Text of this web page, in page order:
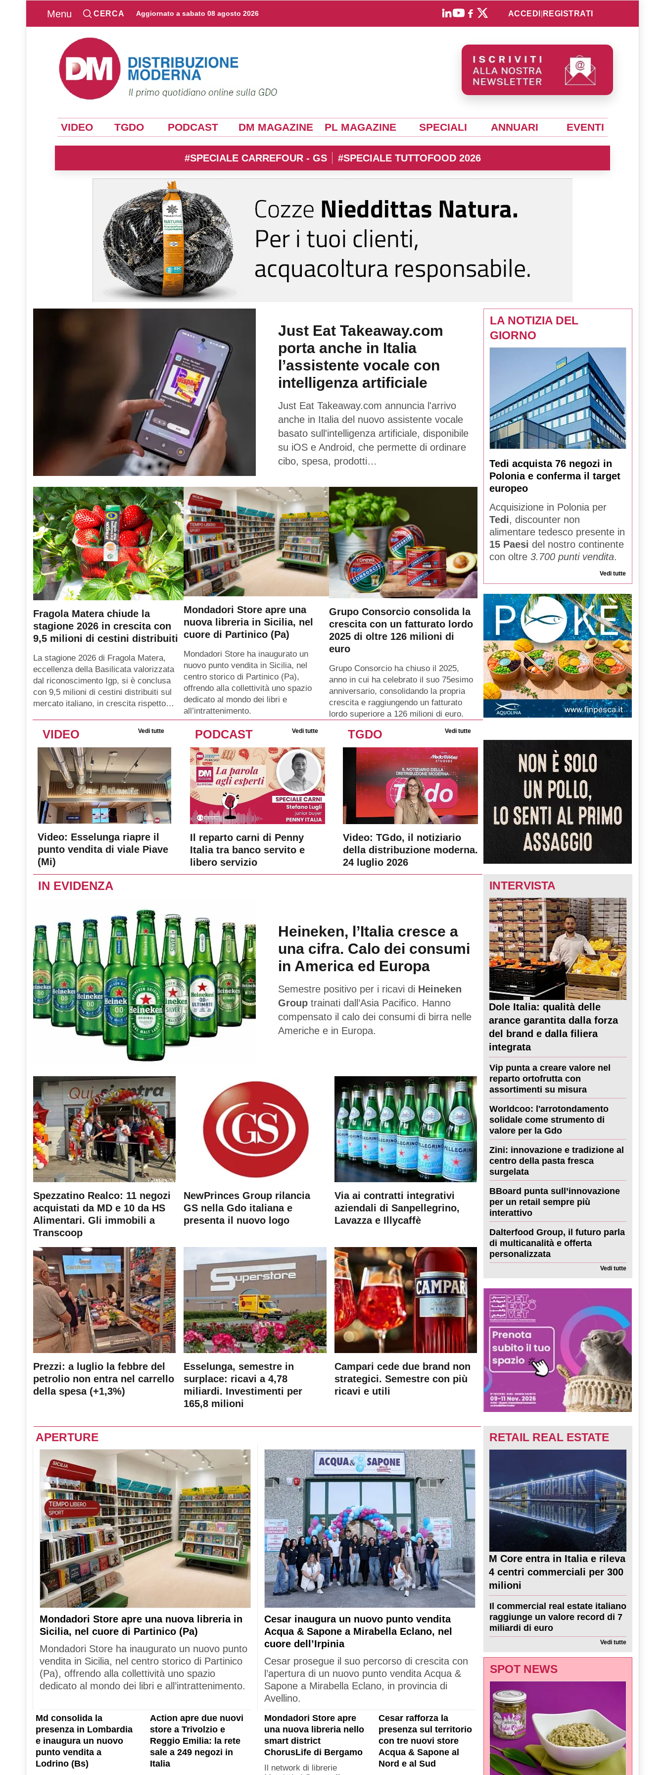
Menu CERCA Aggiornato a sabato 08 agosto 2026 ACCEDI REGISTRATI
VIDEO TGDO PODCAST DM MAGAZINE PL MAGAZINE SPECIALI ANNUARI EVENTI
#SPECIALE CARREFOUR - GS #SPECIALE TUTTOFOOD 2026
Just Eat Takeaway.com
porta anche in Italia
l’assistente vocale con
intelligenza artificiale
Just Eat Takeaway.com annuncia l'arrivo
anche in Italia del nuovo assistente vocale
basato sull'intelligenza artificiale, disponibile
su iOS e Android, che permette di ordinare
cibo, spesa, prodotti…
Fragola Matera chiude la
stagione 2026 in crescita con
9,5 milioni di cestini distribuiti
La stagione 2026 di Fragola Matera,
eccellenza della Basilicata valorizzata
dal riconoscimento Igp, si è conclusa
con 9,5 milioni di cestini distribuiti sul
mercato italiano, in crescita rispetto…
Mondadori Store apre una
nuova libreria in Sicilia, nel
cuore di Partinico (Pa)
Mondadori Store ha inaugurato un
nuovo punto vendita in Sicilia, nel
centro storico di Partinico (Pa),
offrendo alla collettività uno spazio
dedicato al mondo dei libri e
all’intrattenimento.
Grupo Consorcio consolida la
crescita con un fatturato lordo
2025 di oltre 126 milioni di
euro
Grupo Consorcio ha chiuso il 2025,
anno in cui ha celebrato il suo 75esimo
anniversario, consolidando la propria
crescita e raggiungendo un fatturato
lordo superiore a 126 milioni di euro.
LA NOTIZIA DEL
GIORNO
Tedi acquista 76 negozi in
Polonia e conferma il target
europeo
Acquisizione in Polonia per
Tedi, discounter non
alimentare tedesco presente in
15 Paesi del nostro continente
con oltre 3.700 punti vendita.
Vedi tutte
VIDEO Vedi tutte
Video: Esselunga riapre il
punto vendita di viale Piave
(Mi)
PODCAST Vedi tutte
Il reparto carni di Penny
Italia tra banco servito e
libero servizio
TGDO Vedi tutte
Video: TGdo, il notiziario
della distribuzione moderna.
24 luglio 2026
IN EVIDENZA
Heineken, l’Italia cresce a
una cifra. Calo dei consumi
in America ed Europa
Semestre positivo per i ricavi di Heineken
Group trainati dall’Asia Pacifico. Hanno
compensato il calo dei consumi di birra nelle
Americhe e in Europa.
Spezzatino Realco: 11 negozi
acquistati da MD e 10 da HS
Alimentari. Gli immobili a
Transcoop
NewPrinces Group rilancia
GS nella Gdo italiana e
presenta il nuovo logo
Via ai contratti integrativi
aziendali di Sanpellegrino,
Lavazza e Illycaffè
Prezzi: a luglio la febbre del
petrolio non entra nel carrello
della spesa (+1,3%)
Esselunga, semestre in
surplace: ricavi a 4,78
miliardi. Investimenti per
165,8 milioni
Campari cede due brand non
strategici. Semestre con più
ricavi e utili
INTERVISTA
Dole Italia: qualità delle
arance garantita dalla forza
del brand e dalla filiera
integrata
Vip punta a creare valore nel
reparto ortofrutta con
assortimenti su misura
Worldcoo: l'arrotondamento
solidale come strumento di
valore per la Gdo
Zini: innovazione e tradizione al
centro della pasta fresca
surgelata
BBoard punta sull’innovazione
per un retail sempre più
interattivo
Dalterfood Group, il futuro parla
di multicanalità e offerta
personalizzata
Vedi tutte
APERTURE
Mondadori Store apre una nuova libreria in
Sicilia, nel cuore di Partinico (Pa)
Mondadori Store ha inaugurato un nuovo punto
vendita in Sicilia, nel centro storico di Partinico
(Pa), offrendo alla collettività uno spazio
dedicato al mondo dei libri e all’intrattenimento.
Cesar inaugura un nuovo punto vendita
Acqua & Sapone a Mirabella Eclano, nel
cuore dell’Irpinia
Cesar prosegue il suo percorso di crescita con
l’apertura di un nuovo punto vendita Acqua &
Sapone a Mirabella Eclano, in provincia di
Avellino.
Md consolida la
presenza in Lombardia
e inaugura un nuovo
punto vendita a
Lodrino (Bs)
Action apre due nuovi
store a Trivolzio e
Reggio Emilia: la rete
sale a 249 negozi in
Italia
Mondadori Store apre
una nuova libreria nello
smart district
ChorusLife di Bergamo
Il network di librerie
Cesar rafforza la
presenza sul territorio
con tre nuovi store
Acqua & Sapone al
Nord e al Sud
RETAIL REAL ESTATE
M Core entra in Italia e rileva
4 centri commerciali per 300
milioni
Il commercial real estate italiano
raggiunge un valore record di 7
miliardi di euro
Vedi tutte
SPOT NEWS